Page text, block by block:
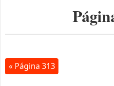
« Página 313